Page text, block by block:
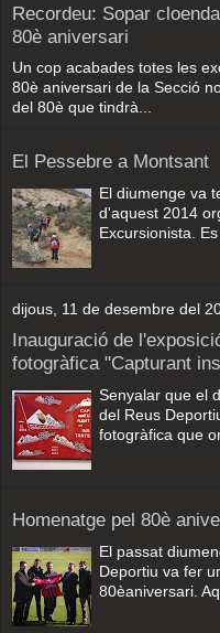
Recordeu: Sopar
80è aniversari
Un cop acabades totes les
80è aniversari de la Secció
del 80è que tindrà...
El Pessebre a Montsant
El diumenge va
d'aquest 2014
Excursionista. Es
dijous, 11 de desembre del
Inauguració de
fotogràfica "Capturant
Senyalar que el
del Reus
fotogràfica que
Homenatge pel 80è
El passat
Deportiu va fer
80èaniversari.